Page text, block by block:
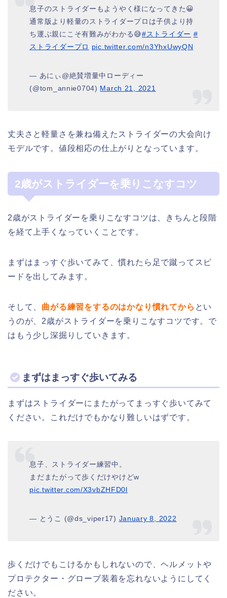
息子のストライダーもようやく様になってきた😀
通常版より軽量のストライダープロは子供より持
ち運ぶ親にこそ有難みがわかる😅#ストライダー #
ストライダープロ pic.twitter.com/n3YhxUwyQN
— あにぃ@絶賛増量中ローディー
(@tom_annie0704) March 21, 2021
丈夫さと軽量さを兼ね備えたストライダーの大会向け
モデルです。値段相応の仕上がりとなっています。
2歳がストライダーを乗りこなすコツ
2歳がストライダーを乗りこなすコツは、きちんと段階
を経て上手くなっていくことです。
まずはまっすぐ歩いてみて、慣れたら足で蹴ってスピ
ードを出してみます。
そして、 曲がる練習をするのはかなり慣れてから とい
うのが、2歳がストライダーを乗りこなすコツです。で
はもう少し深掘りしていきます。
まずはまっすぐ歩いてみる
まずはストライダーにまたがってまっすぐ歩いてみて
ください。これだけでもかなり難しいはずです。
息子、ストライダー練習中。
まだまたがって歩くだけやけどw
pic.twitter.com/X3vbZHFD0l
— とうこ (@ds_viper17) January 8, 2022
歩くだけでもこけるかもしれないので、ヘルメットや
プロテクター・グローブ装着を忘れないようにしてく
ださい。